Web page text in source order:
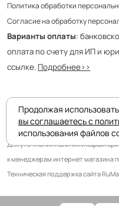
Политика обработки
Согласие на обработку
Варианты оплаты:
оплата по счету для ИП и
ссылке. Подробнее>>
Приведенная на сайте
и носит информационно
Для уточнения наличия и
к менеджерам интернет магазина
Техническая поддержка сайта
Продолжая
вы соглашаетесь с
использования файлов